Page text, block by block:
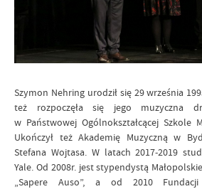
Szymon Nehring urodził się 29 września
też rozpoczęła się jego muzyczna
w Państwowej Ogólnokształcącej
Ukończył też Akademię Muzyczną w
Stefana Wojtasa. W latach 2017-2019
Yale. Od 2008r. jest stypendystą
„Sapere Auso”, a od 2010